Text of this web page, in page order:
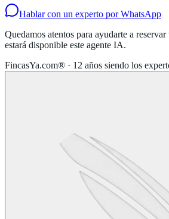
Hablar con un experto por WhatsApp
Quedamos atentos para ayudarte a
estará disponible este agente IA.
FincasYa.com® · 12 años siendo los